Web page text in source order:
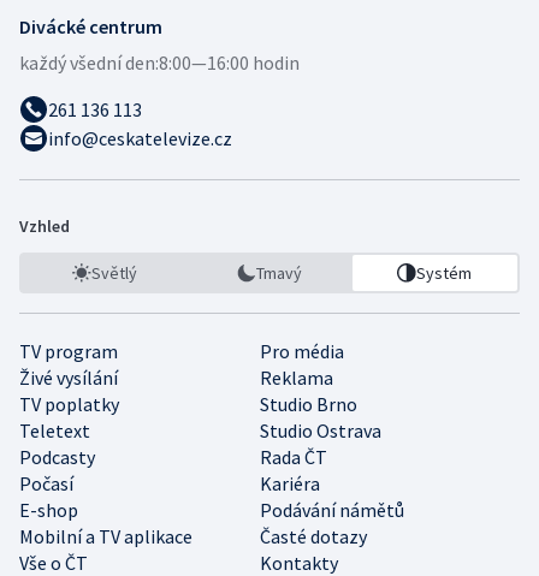
Divácké centrum
každý všední den:8:00—16:00 hodin
261 136 113
info@ceskatelevize.cz
Vzhled
Světlý Tmavý Systém
TV program
Pro média
Živé vysílání
Reklama
TV poplatky
Studio Brno
Teletext
Studio Ostrava
Podcasty
Rada ČT
Počasí
Kariéra
E-shop
Podávání námětů
Mobilní a TV aplikace
Časté dotazy
Vše o ČT
Kontakty